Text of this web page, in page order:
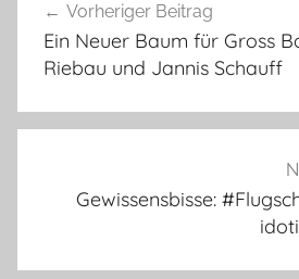
Vorheriger Beitrag
Ein Neuer Baum für Gross
Riebau und Jannis Schauff
Gewissensbisse: